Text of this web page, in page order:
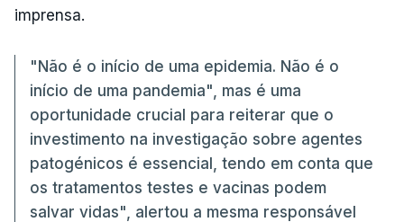
imprensa.
"Não é o início de uma epidemia. Não é o
início de uma pandemia", mas é uma
oportunidade crucial para reiterar que o
investimento na investigação sobre agentes
patogénicos é essencial, tendo em conta que
os tratamentos testes e vacinas podem
salvar vidas", alertou a mesma responsável